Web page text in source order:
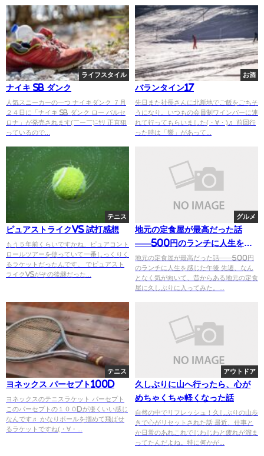
ライフスタイル
ナイキ SB ダンク
人気スニーカーの一つ ナイキダンク ７月
２４日に「ナイキ SB ダンク ロー バルセ
ロナ」が発売されます(￣ー￣)ﾆﾔﾘ 正直狙
っているので...
お酒
バランタイン17
先日また社長さんに北新地でご飯をごちそ
うになり。いつもの会員制ワインバーに連
れて行ってもらいました(・∀・)♬ 前回行
った時は「響」があって...
テニス
ピュアストライクVS 試打感想
もう５年前くらいですかね、ピュアコント
ロールツアーを使っていて一番しっくりく
るラケットだったんです。 でピュアスト
ライクVSがその後継だった...
グルメ
地元の定食屋が最高だった話
——500円のランチに人生を感
じた午後
地元の定食屋が最高だった話——500円
のランチに人生を感じた午後 先週、なん
となく気が向いて、昔からある地元の定食
屋に久しぶりに入ってみた。...
テニス
ヨネックス パーセプト100D
ヨネックスのテニスラケット パーセプト
このパーセプトの１００Dが凄くいい感じ
なんです♬ かなりボールを掴めて飛ばせ
るラケットですね(・∀・...
アウトドア
久しぶりに山へ行ったら、心が
めちゃくちゃ軽くなった話
自然の中でリフレッシュ！久しぶりの山歩
きで心がリセットされた話 最近、仕事と
か日常のあれこれでじわじわと疲れが溜ま
ってたんだよね。特に何かが...